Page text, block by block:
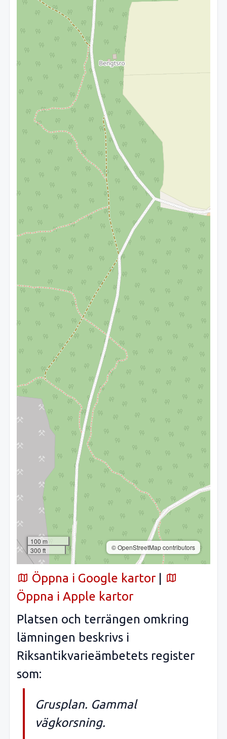
100 m
300 ft
© OpenStreetMap contributors
Öppna i Google kartor |
Öppna i Apple kartor
Platsen och terrängen omkring
lämningen beskrivs i
Riksantikvarieämbetets register
som:
Grusplan. Gammal
vägkorsning.